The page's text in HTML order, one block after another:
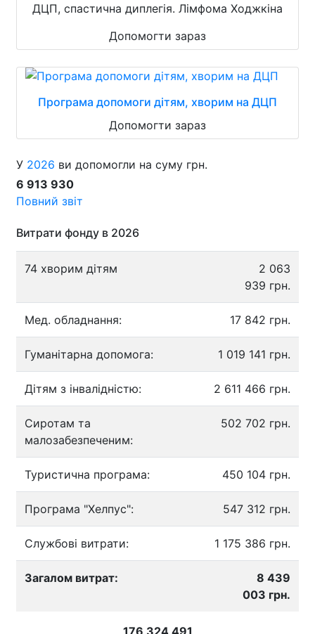
ДЦП, спастична диплегія. Лімфома Ходжкіна
Допомогти зараз
Програма допомоги дітям, хворим на ДЦП
Допомогти зараз
У 2026 ви допомогли на суму грн.
6 913 930
Повний звіт
Витрати фонду в 2026
74 хворим дітям
2 063
939 грн.
Мед. обладнання: 17 842 грн.
Гуманітарна допомога: 1 019 141 грн.
Дітям з інвалідністю: 2 611 466 грн.
Сиротам та
малозабезпеченим:
502 702 грн.
Туристична програма: 450 104 грн.
Програма "Хелпус": 547 312 грн.
Службові витрати: 1 175 386 грн.
Загалом витрат:
8 439
003 грн.
176 324 491